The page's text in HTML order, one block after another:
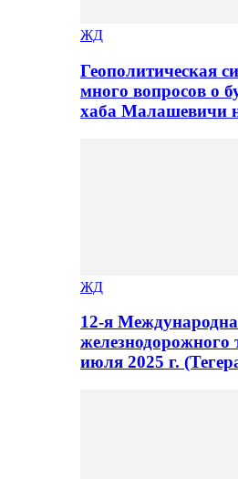
ЖД
Геополитическая
много вопросов о
хаба Малашевичи
ЖД
12-я
железнодорожного
июля 2025 г.